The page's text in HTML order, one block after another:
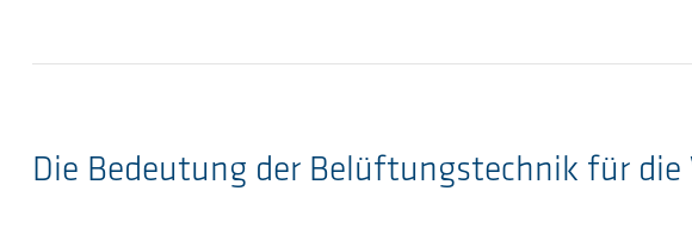
Die Bedeutung der Belüftungstechnik für